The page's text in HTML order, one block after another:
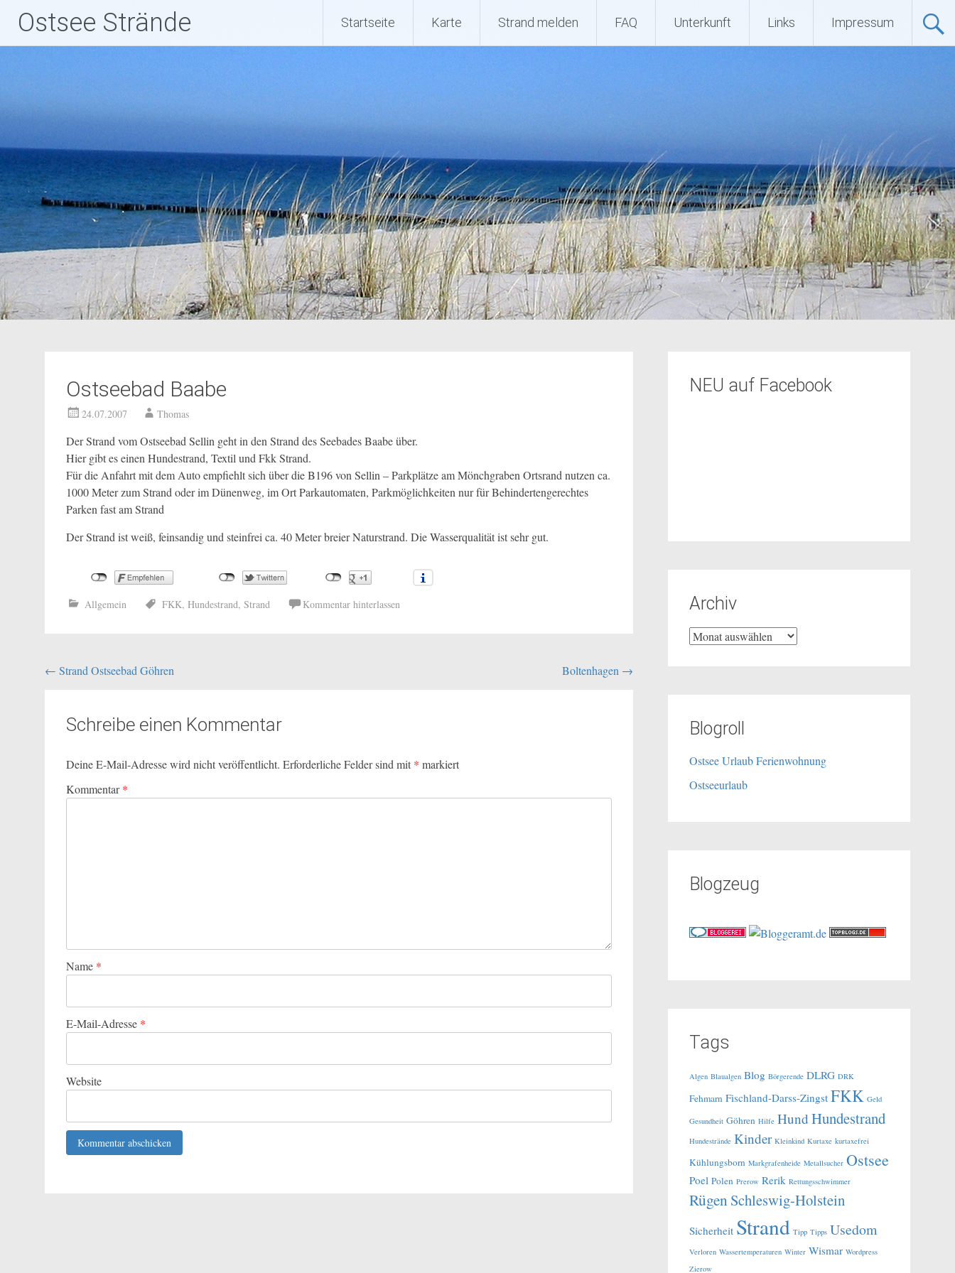
InhaltOstsee Strände Startseite Karte Strand melden FAQ Unterkunft Links Impressum
Ostseebad Baabe
24.07.2007 Thomas
Der Strand vom Ostseebad Sellin geht in den Strand des Seebades Baabe über.
Hier gibt es einen Hundestrand, Textil und Fkk Strand.
Für die Anfahrt mit dem Auto empfiehlt sich über die B196 von Sellin – Parkplätze am Mönchgraben Ortsrand nutzen ca.
1000 Meter zum Strand oder im Dünenweg, im Ort Parkautomaten, Parkmöglichkeiten nur für Behindertengerechtes
Parken fast am Strand
Der Strand ist weiß, feinsandig und steinfrei ca. 40 Meter breier Naturstrand. Die Wasserqualität ist sehr gut.
Allgemein FKK, Hundestrand, Strand Kommentar hinterlassen
Beitragsnavigation
← Strand Ostseebad Göhren Boltenhagen →
Schreibe einen Kommentar
Deine E-Mail-Adresse wird nicht veröffentlicht. Erforderliche Felder sind mit * markiert
Kommentar*
Name *
E-Mail-Adresse *
Website
NEU auf Facebook
Archiv
Archiv
Blogroll
Ostsee Urlaub Ferienwohnung
Ostseeurlaub
Blogzeug
Tags
Algen Blaualgen Blog Börgerende DLRG DRK
Fehmarn Fischland-Darss-Zingst FKK Geld
Gesundheit Göhren Hilfe Hund Hundestrand
Hundestrände Kinder Kleinkind Kurtaxe kurtaxefrei
Kühlungsborn Markgrafenheide Metallsucher Ostsee
Poel Polen Prerow Rerik Rettungsschwimmer
RügenSchleswig-Holstein
Sicherheit Strand Tipp Tipps Usedom
Verloren Wassertemperaturen Winter Wismar Wordpress
Zierow